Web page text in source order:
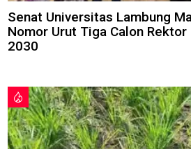
Senat Universitas Lambung
Nomor Urut Tiga Calon
2030